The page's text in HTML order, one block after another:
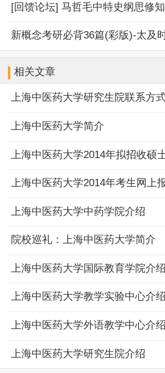
[回馈论坛] 马哲毛中特史纲思修
新概念考研必背36篇(彩版)-太及
相关文章
上海中医药大学研究生院联系方
上海中医药大学简介
上海中医药大学2014年拟招收硕
上海中医药大学中药学院介绍
院校巡礼：上海中医药大学简介
上海中医药大学国际教育学院介绍
上海中医药大学教学实验中心介绍
上海中医药大学外语教学中心介绍
上海中医药大学研究生院介绍